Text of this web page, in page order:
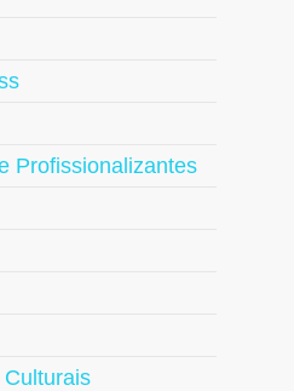
Profissionalizantes